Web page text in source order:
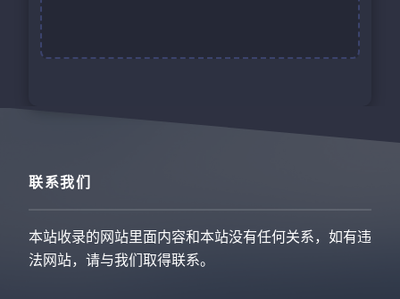
联系我们
本站收录的网站里面内容和本站没有任何关系，如有违
法网站，请与我们取得联系。